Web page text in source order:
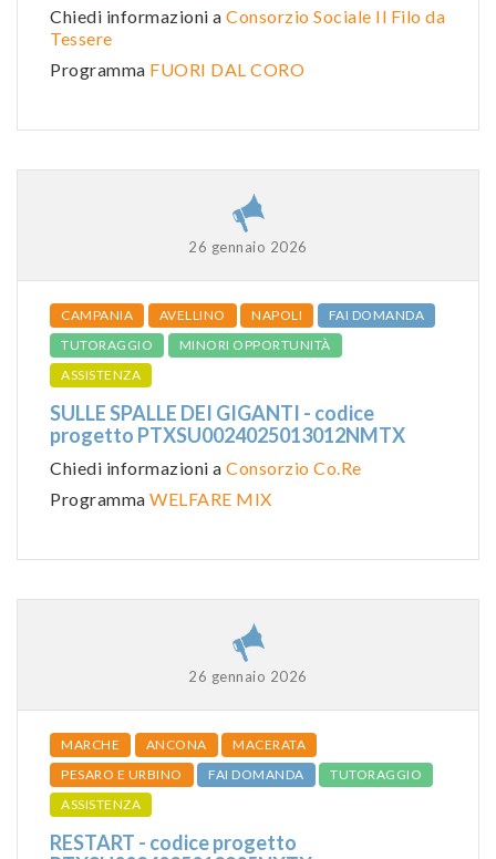
Chiedi informazioni a Consorzio Sociale Il Filo da
Tessere
Programma FUORI DAL CORO
26 gennaio 2026
CAMPANIA AVELLINO NAPOLI
FAI DOMANDA
TUTORAGGIO
MINORI OPPORTUNITÀ
ASSISTENZA
SULLE SPALLE DEI GIGANTI - codice
progetto PTXSU0024025013012NMTX
Chiedi informazioni a Consorzio Co.Re
Programma WELFARE MIX
26 gennaio 2026
MARCHE ANCONA
MACERATA
PESARO E URBINO
FAI DOMANDA
TUTORAGGIO
ASSISTENZA
RESTART - codice progetto